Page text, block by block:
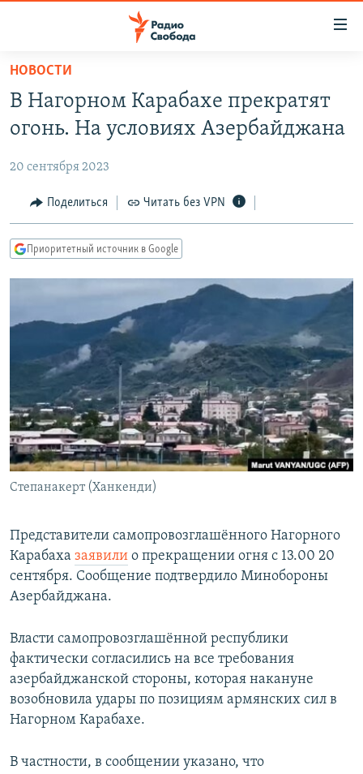
упрощенного
доступа
основному
Вернутся
главной
навигации
Вернутся
поиску
ПОДКАСТЫ
АВТОРСКИЕ ПРОЕКТЫ
ЦИТАТЫ СВОБОДЫ
МНЕНИЯ
IDEL.РЕАЛИИ
КАВКАЗ.РЕАЛИИ
СЕВЕР.РЕАЛИИ
СИБИРЬ.РЕАЛИИ
РАСПИСАНИЕ ВЕЩАНИЯ
ПОДПИШИТЕСЬ НА РАССЫЛКУ
СОЦИАЛЬНЫЕ СЕТИ
Все сайты РСЕ/РС
НОВОСТИ
В Нагорном Карабахе прекратят
огонь. На условиях Азербайджана
20 сентября 2023
Поделиться Читать без VPN
Приоритетный источник в Google
Степанакерт (Ханкенди)
Представители самопровозглашённого Нагорного
Карабаха заявили о прекращении огня с 13.00 20
сентября. Сообщение подтвердило Минобороны
Азербайджана.
Власти самопровозглашённой республики
фактически согласились на все требования
азербайджанской стороны, которая накануне
возобновила удары по позициям армянских сил в
Нагорном Карабахе.
В частности, в сообщении указано, что